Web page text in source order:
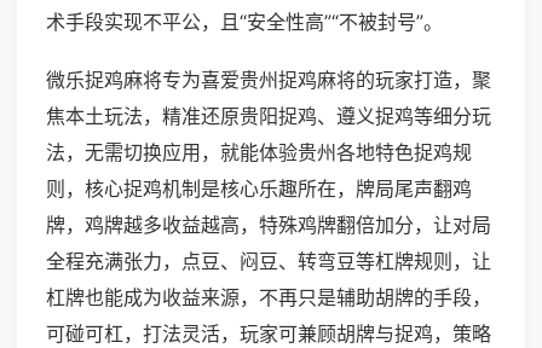
术手段实现不平公，且“安全性高”“不被封号”。
微乐捉鸡麻将专为喜爱贵州捉鸡麻将的玩家打造，聚
焦本土玩法，精准还原贵阳捉鸡、遵义捉鸡等细分玩
法，无需切换应用，就能体验贵州各地特色捉鸡规
则，核心捉鸡机制是核心乐趣所在，牌局尾声翻鸡
牌，鸡牌越多收益越高，特殊鸡牌翻倍加分，让对局
全程充满张力，点豆、闷豆、转弯豆等杠牌规则，让
杠牌也能成为收益来源，不再只是辅助胡牌的手段，
可碰可杠，打法灵活，玩家可兼顾胡牌与捉鸡，策略